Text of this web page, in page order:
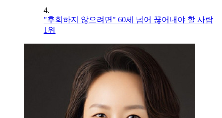
4.
"후회하지 않으려면" 60세 넘어 끊어내야 할 사람
1위